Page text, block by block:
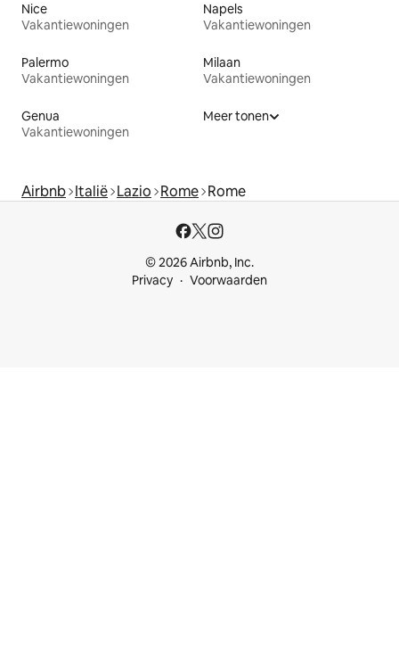
Nice
Vakantiewoningen
Napels
Vakantiewoningen
Palermo
Vakantiewoningen
Milaan
Vakantiewoningen
Genua
Vakantiewoningen
Meer tonen
Airbnb Italië Lazio Rome Rome
© 2026 Airbnb, Inc.
Privacy
Voorwaarden